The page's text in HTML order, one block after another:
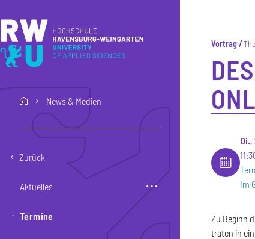
home News & Medien
Zurück
Aktuelles
Termine
Vortrag
Im
Zu Beginn
traten in